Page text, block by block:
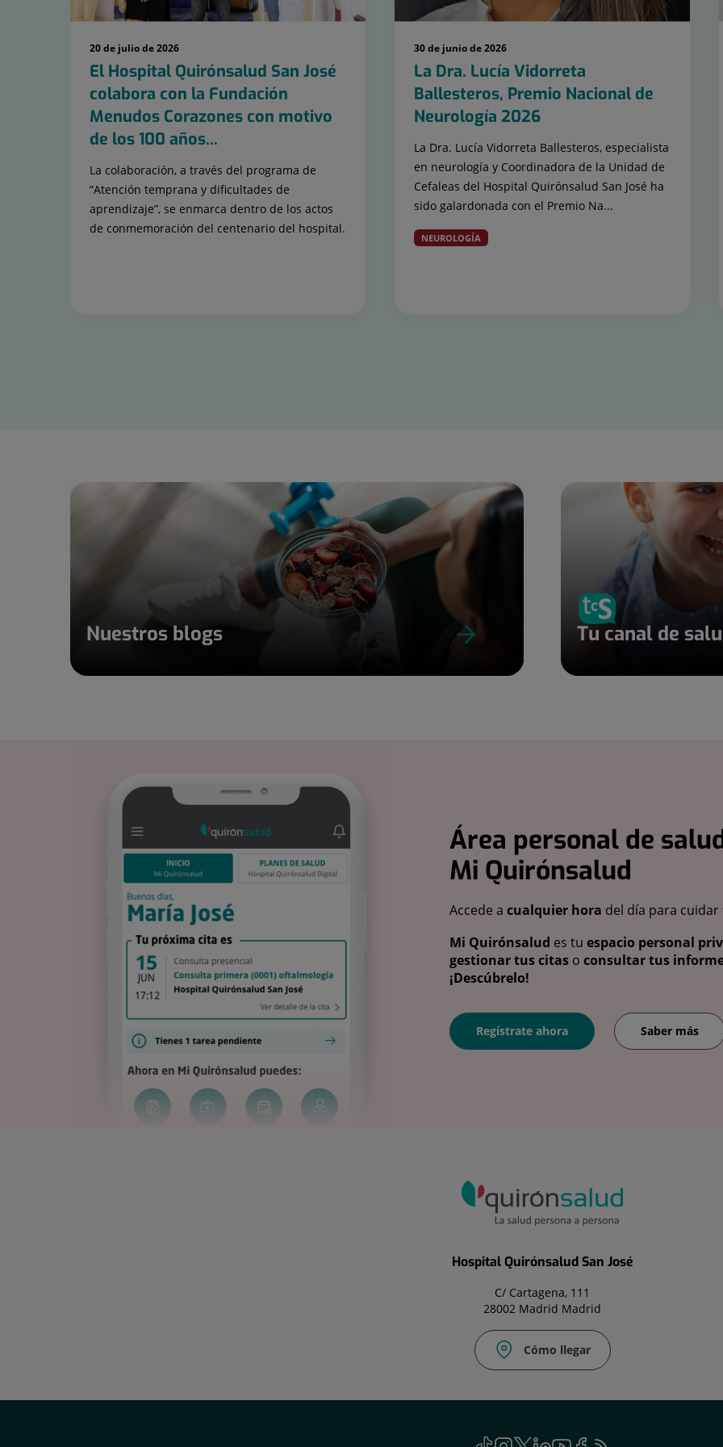
20 de julio de 2026
El Hospital Quirónsalud San José
colabora con la Fundación
Menudos Corazones con motivo
de los 100 años...
La colaboración, a través del programa de
“Atención temprana y dificultades de
aprendizaje”, se enmarca dentro de los actos
de conmemoración del centenario del hospital.
30 de junio de 2026
La Dra. Lucía Vidorreta
Ballesteros, Premio Nacional de
Neurología 2026
La Dra. Lucía Vidorreta Ballesteros, especialista
en neurología y Coordinadora de la Unidad de
Cefaleas del Hospital Quirónsalud San José ha
sido galardonada con el Premio Na...
NEUROLOGÍA
Nuestros blogs Tu canal de
Área personal de
Mi Quirónsalud
Accede a cualquier hora del día para cuidar
Mi Quirónsalud es tu espacio personal
gestionar tus citas o consultar tus
¡Descúbrelo!
Regístrate ahora Saber más
Hospital Quirónsalud San José
C/ Cartagena, 111
28002 Madrid Madrid
Cómo llegar
TikTok
EsteInstagram
EsteTwitter
EsteLinkedin
EsteYoutube
EsteFacebook
Este Feed
Este